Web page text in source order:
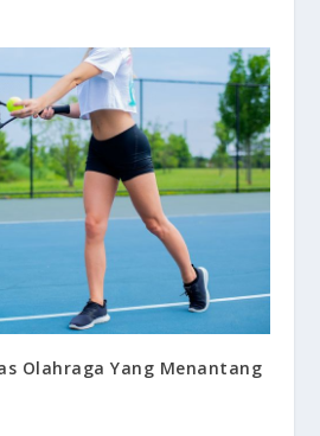
Olahraga Yang Menantang